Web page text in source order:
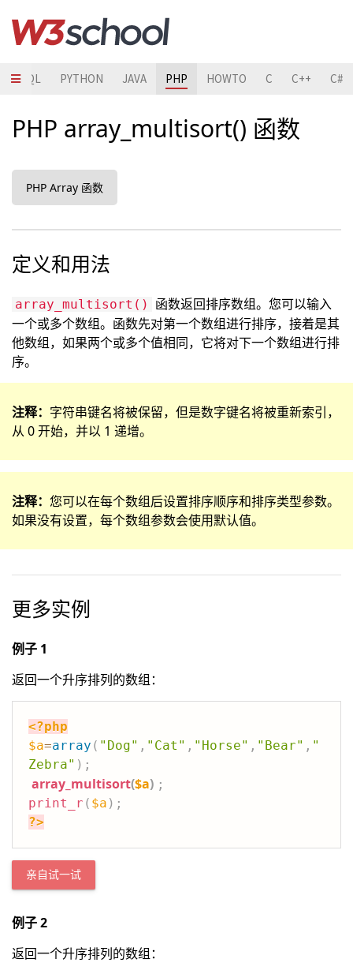
SQL PYTHON JAVA PHP HOWTO C C++ C#
PHP array_multisort() 函数
PHP Array 函数
定义和用法
array_multisort()
函数返回排序数组。您可以输入
一个或多个数组。函数先对第一个数组进行排序，接着是其
他数组，如果两个或多个值相同，它将对下一个数组进行排
序。
注释： 字符串键名将被保留，但是数字键名将被重新索引，
从 0 开始，并以 1 递增。
注释： 您可以在每个数组后设置排序顺序和排序类型参数。
如果没有设置，每个数组参数会使用默认值。
更多实例
例子 1
返回一个升序排列的数组：
<?php
$a=array ( "Dog" , "Cat" , "Horse" , "Bear" , "
Zebra" ) ;
array_multisort($a) ;
print_r ( $a ) ;
?>
亲自试一试
例子 2
返回一个升序排列的数组：